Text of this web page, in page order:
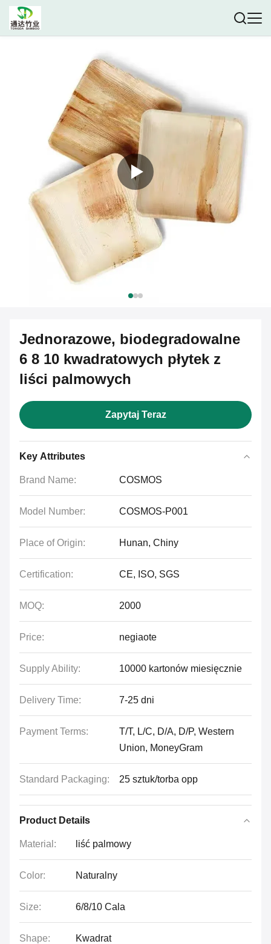
Jednorazowe, biodegradowalne
6 8 10 kwadratowych płytek z
liści palmowych
Zapytaj Teraz
Key Attributes
Brand Name: COSMOS
Model Number: COSMOS-P001
Place of Origin: Hunan, Chiny
Certification: CE, ISO, SGS
MOQ: 2000
Price: negiaote
Supply Ability: 10000 kartonów miesięcznie
Delivery Time: 7-25 dni
Payment Terms:
T/T, L/C, D/A, D/P, Western
Union, MoneyGram
Standard Packaging: 25 sztuk/torba opp
Product Details
Material: liść palmowy
Color: Naturalny
Size: 6/8/10 Cala
Shape: Kwadrat